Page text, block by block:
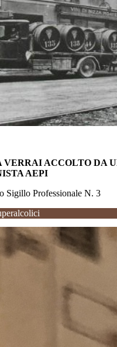
di Pornassio Doc
VERRAI ACCOLTO DA
AEPI
Sigillo Professionale N. 3